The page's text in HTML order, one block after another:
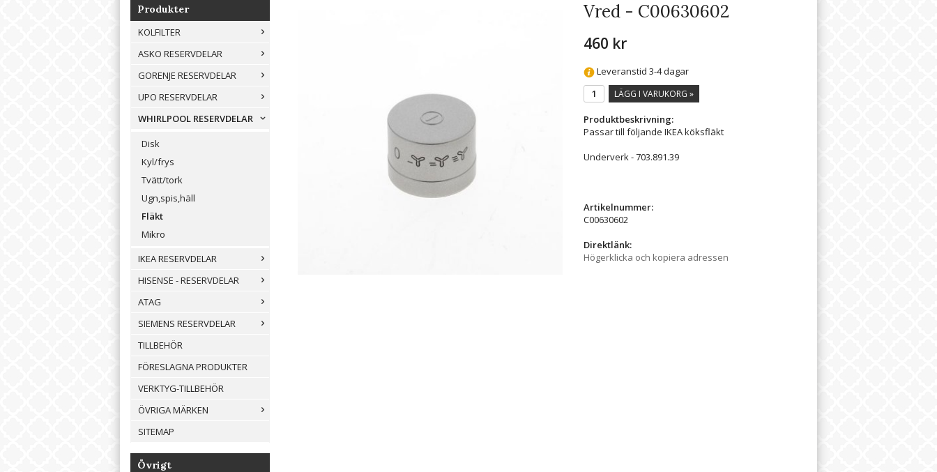
Produkter
KOLFILTER
ASKO RESERVDELAR
GORENJE RESERVDELAR
UPO RESERVDELAR
WHIRLPOOL RESERVDELAR
Disk
Kyl/frys
Tvätt/tork
Ugn,spis,häll
Fläkt
Mikro
IKEA RESERVDELAR
HISENSE - RESERVDELAR
ATAG
SIEMENS RESERVDELAR
TILLBEHÖR
FÖRESLAGNA PRODUKTER
VERKTYG-TILLBEHÖR
ÖVRIGA MÄRKEN
SITEMAP
Övrigt
Vred - C00630602
460 kr
Leveranstid 3-4 dagar
LÄGG I VARUKORG »
Produktbeskrivning:
Passar till följande IKEA köksfläkt
Underverk - 703.891.39
Artikelnummer:
C00630602
Direktlänk:
Högerklicka och kopiera adressen